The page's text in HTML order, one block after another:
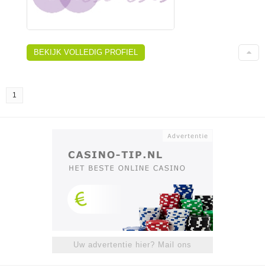
BEKIJK VOLLEDIG PROFIEL
1
Uw advertentie hier? Mail ons